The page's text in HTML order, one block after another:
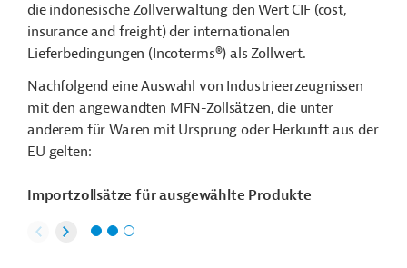
die indonesische Zollverwaltung den Wert CIF (cost,
insurance and freight) der internationalen
Lieferbedingungen (Incoterms®) als Zollwert.
Nachfolgend eine Auswahl von Industrieerzeugnissen
mit den angewandten MFN-Zollsätzen, die unter
anderem für Waren mit Ursprung oder Herkunft aus der
EU gelten:
Importzollsätze für ausgewählte Produkte